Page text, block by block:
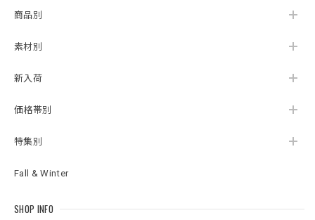
商品別
素材別
新入荷
価格帯別
特集別
Fall & Winter
SHOP INFO